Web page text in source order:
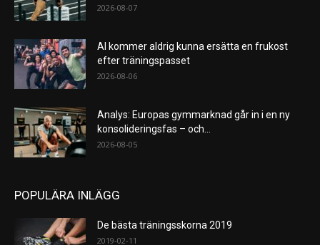
2026-08-07
AI kommer aldrig kunna ersätta en frukost
efter träningspasset
2026-08-06
Analys: Europas gymmarknad går in i en ny
konsolideringsfas – och...
2026-08-05
POPULÄRA INLÄGG
De bästa träningsskorna 2019
2019-02-11